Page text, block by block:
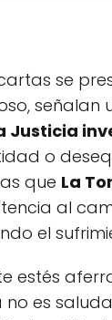
se
señalan
Justicia
o
que La
al
el
estés
es